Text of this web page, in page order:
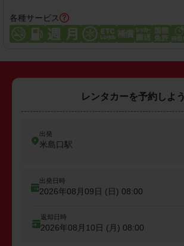
各種サービス
レンタカーを予約しよう
出発
米島口駅
出発日時
2026年08月09日 (日) 08:00
返却日時
2026年08月10日 (月) 08:00